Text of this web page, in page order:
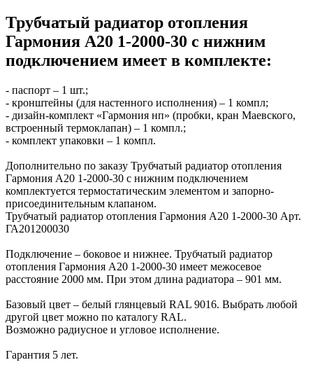
Трубчатый радиатор отопления
Гармония А20 1-2000-30 с нижним
подключением имеет в комплекте:
- паспорт – 1 шт.;
- кронштейны (для настенного исполнения) – 1 компл;
- дизайн-комплект «Гармония нп» (пробки, кран Маевского,
встроенный термоклапан) – 1 компл.;
- комплект упаковки – 1 компл.
Дополнительно по заказу Трубчатый радиатор отопления
Гармония А20 1-2000-30 с нижним подключением
комплектуется термостатическим элементом и запорно-
присоединительным клапаном.
Трубчатый радиатор отопления Гармония А20 1-2000-30 Арт.
ГА201200030
Подключение – боковое и нижнее. Трубчатый радиатор
отопления Гармония А20 1-2000-30 имеет межосевое
расстояние 2000 мм. При этом длина радиатора – 901 мм.
Базовый цвет – белый глянцевый RAL 9016. Выбрать любой
другой цвет можно по каталогу RAL.
Возможно радиусное и угловое исполнение.
Гарантия 5 лет.